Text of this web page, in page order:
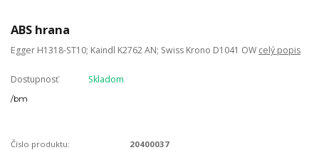
ABS hrana
Egger H1318-ST10; Kaindl K2762 AN; Swiss Krono D1041 OW celý popis
Dostupnosť Skladom
/bm
Číslo produktu:
20400037